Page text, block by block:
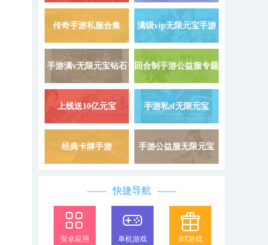
9999999 载
传奇手游私服合集 详情 »
满级vip无限元宝手游
手游满v无限元宝钻石 详情 »
回合制手游公益服专题
上线送10亿元宝 详情 »
手游私sf无限元宝
经典卡牌手游 详情 »
手游公益服无限元宝
快捷导航
安卓应用 单机游戏 BT游戏